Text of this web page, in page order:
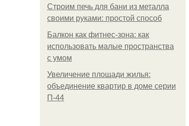
Строим печь для бани из металла
своими руками: простой способ
Балкон как фитнес-зона: как
использовать малые пространства
с умом
Увеличение площади жилья:
объединение квартир в доме серии
П-44